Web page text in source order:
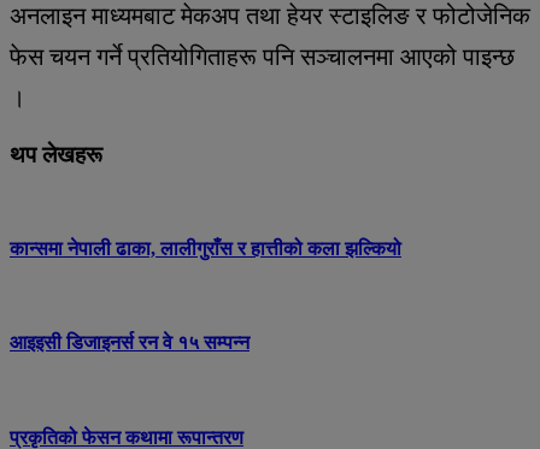
अनलाइन माध्यमबाट मेकअप तथा हेयर स्टाइलिङ र फोटोजेनिक
फेस चयन गर्ने प्रतियोगिताहरू पनि सञ्चालनमा आएको पाइन्छ
।
थप लेखहरू
कान्समा नेपाली ढाका, लालीगुराँस र हात्तीको कला झल्कियो
आइइसी डिजाइनर्स रन वे १५ सम्पन्न
प्रकृतिको फेसन कथामा रूपान्तरण